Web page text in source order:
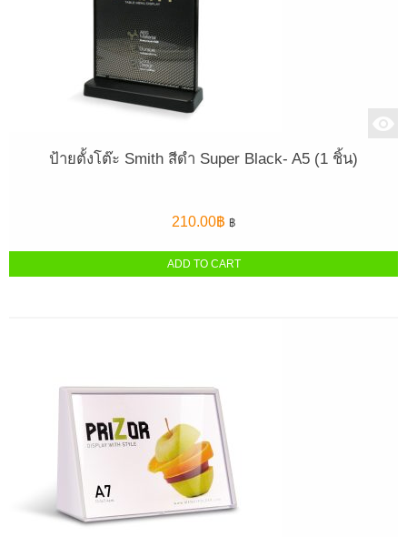
ป้ายตั้งโต๊ะ Smith สีดำ Super Black- A5 (1 ชิ้น)
210.00฿ ฿
ADD TO CART